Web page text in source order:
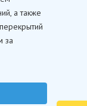
а также
за